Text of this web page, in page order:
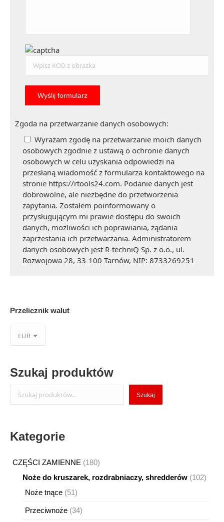
Zgoda na przetwarzanie danych osobowych:
Wyrażam zgodę na przetwarzanie moich danych
osobowych zgodnie z ustawą o ochronie danych
osobowych w celu uzyskania odpowiedzi na
przesłaną wiadomość z formularza kontaktowego na
stronie https://rtools24.com. Podanie danych jest
dobrowolne, ale niezbędne do przetworzenia
zapytania. Zostałem poinformowany o
przysługującym mi prawie dostępu do swoich
danych, możliwości ich poprawiania, żądania
zaprzestania ich przetwarzania. Administratorem
danych osobowych jest R-techniQ Sp. z o.o., ul.
Rozwojowa 28, 33-100 Tarnów, NIP: 8733269251
Przelicznik walut
Szukaj produktów
Szukaj
Kategorie
CZĘŚCI ZAMIENNE 180180
produktów
Noże do kruszarek, rozdrabniaczy, shredderów 102102
Noże tnące 5151
Przeciwnoże 3434